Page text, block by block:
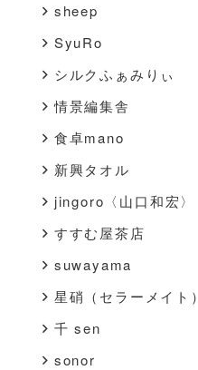
sheep
SyuRo
シルクふぁみりぃ
情景編集舎
食卓mano
新興タオル
jingoro〈山口和宏〉
すすむ屋茶店
suwayama
星硝（セラーメイト）
千 sen
sonor